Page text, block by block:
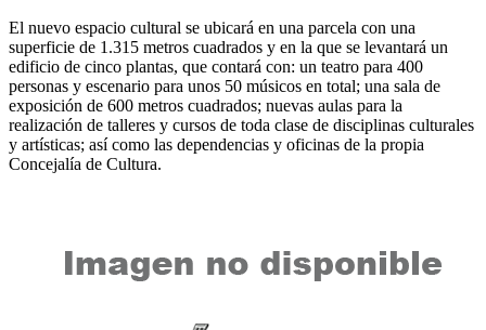
El nuevo espacio cultural se ubicará en una parcela con una
superficie de 1.315 metros cuadrados y en la que se levantará un
edificio de cinco plantas, que contará con: un teatro para 400
personas y escenario para unos 50 músicos en total; una sala de
exposición de 600 metros cuadrados; nuevas aulas para la
realización de talleres y cursos de toda clase de disciplinas culturales
y artísticas; así como las dependencias y oficinas de la propia
Concejalía de Cultura.